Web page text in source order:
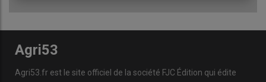
Agri53
Agri53.fr est le site officiel de la société FJC Édition qui édite